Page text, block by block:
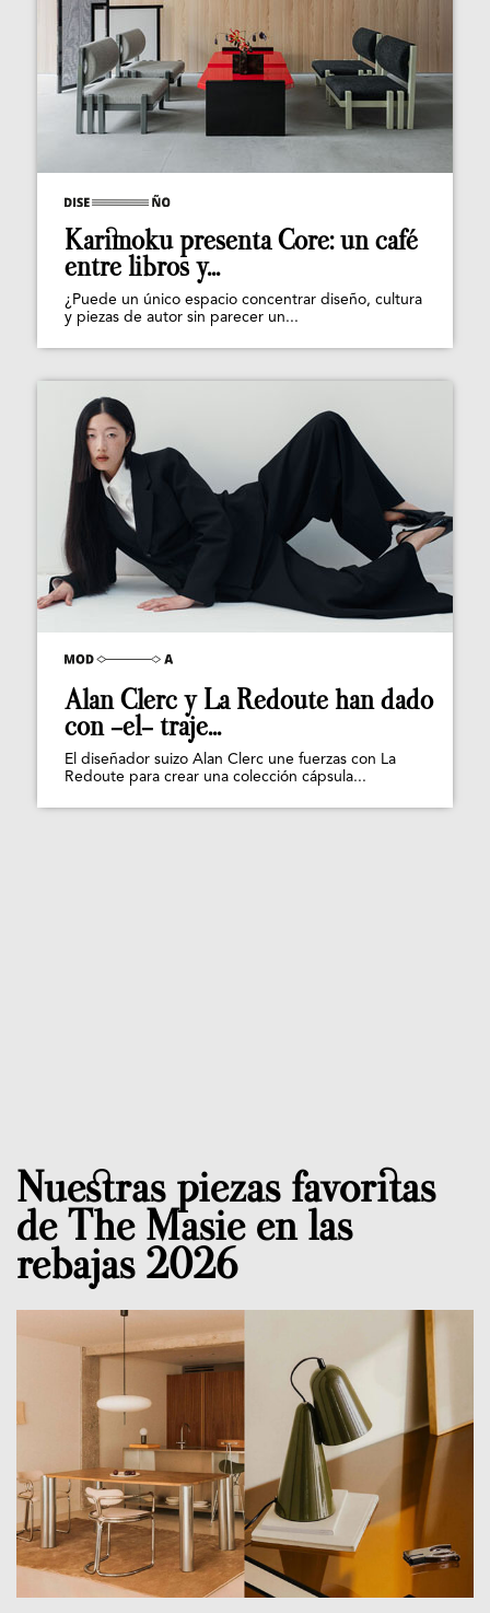
Karimoku presenta Core: un café
entre libros y...
¿Puede un único espacio concentrar diseño, cultura
y piezas de autor sin parecer un...
Alan Clerc y La Redoute han dado
con -el- traje...
El diseñador suizo Alan Clerc une fuerzas con La
Redoute para crear una colección cápsula...
Nuestras piezas favoritas
de The Masie en las
rebajas 2026